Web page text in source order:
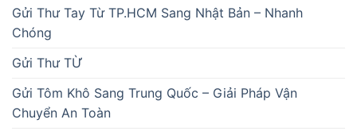
Gửi Thư Tay Từ TP.HCM Sang Nhật Bản – Nhanh
Chóng
Gửi Thư TỪ
Gửi Tôm Khô Sang Trung Quốc – Giải Pháp Vận
Chuyển An Toàn